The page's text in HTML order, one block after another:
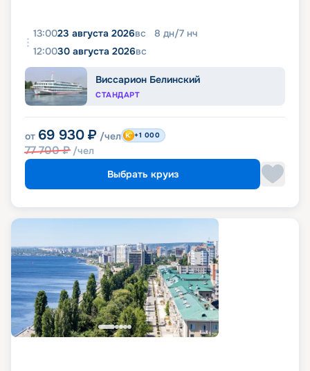
13:0023 августа 2026вс 8 дн/7 нч
12:0030 августа 2026вс
Виссарион Белинский
СТАНДАРТ
от 69 930 ₽ /чел
77 700₽ /чел
+1 000
Выбрать круиз